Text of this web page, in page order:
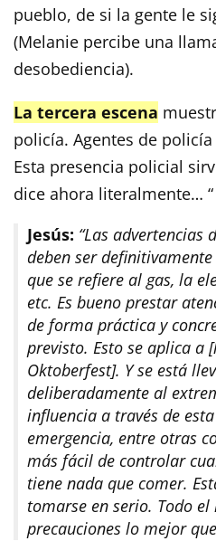
pueblo, de si la gente le
(Melanie percibe una
desobediencia).
La tercera escena
policía. Agentes de
Esta presencia policial
dice ahora literalmente… “
Jesús: “Las advertencias
deben ser
que se refiere al gas, la
etc. Es bueno prestar
de forma práctica y
previsto. Esto se aplica a
Oktoberfest]. Y se está
deliberadamente al
influencia a través de
emergencia, entre otras
más fácil de controlar
tiene nada que comer.
tomarse en serio. Todo
precauciones lo mejor